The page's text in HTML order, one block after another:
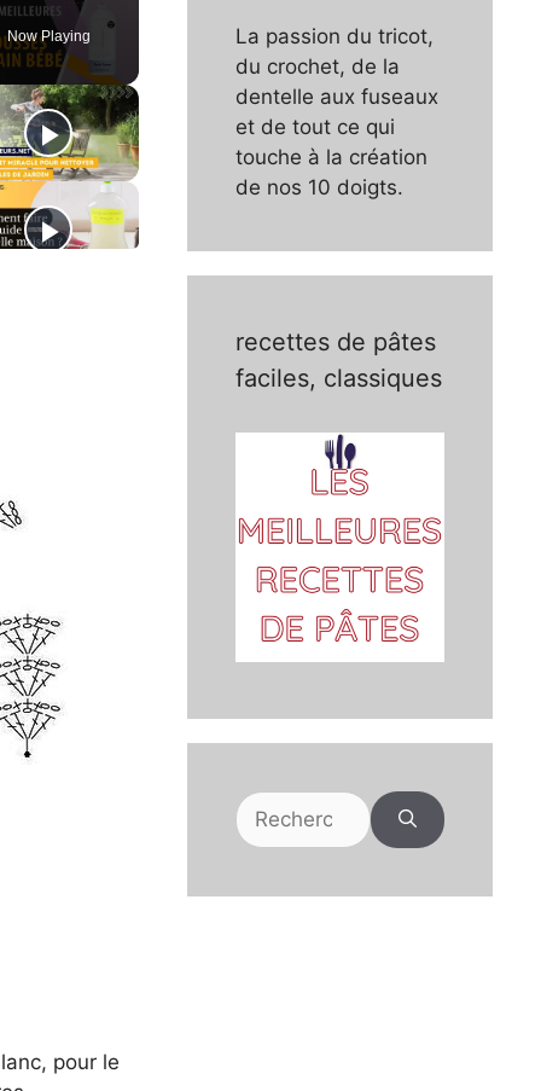
Now Playing
pour le
La passion du tricot,
du crochet, de la
dentelle aux fuseaux
et de tout ce qui
touche à la création
de nos 10 doigts.
recettes de pâtes
faciles, classiques
Rechercher :